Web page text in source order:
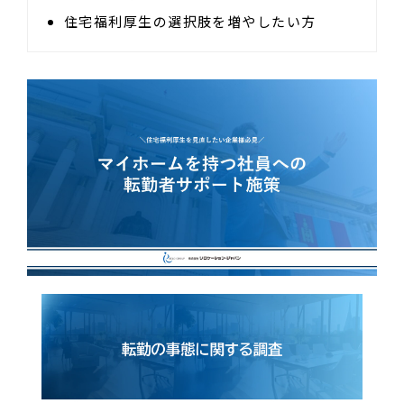
住宅福利厚生の選択肢を増やしたい方